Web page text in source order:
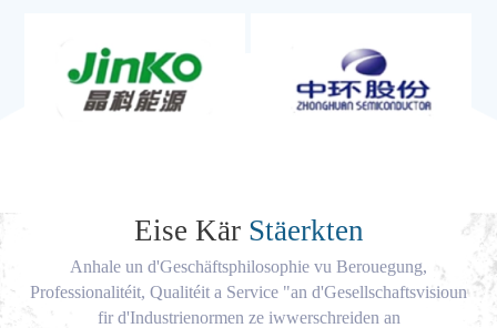
Eise KärStäerkten
Anhale un d'Geschäftsphilosophie vu Berouegung,
Professionalitéit, Qualitéit a Service "an d'Gesellschaftsvisioun
fir d'Industrienormen ze iwwerschreiden an